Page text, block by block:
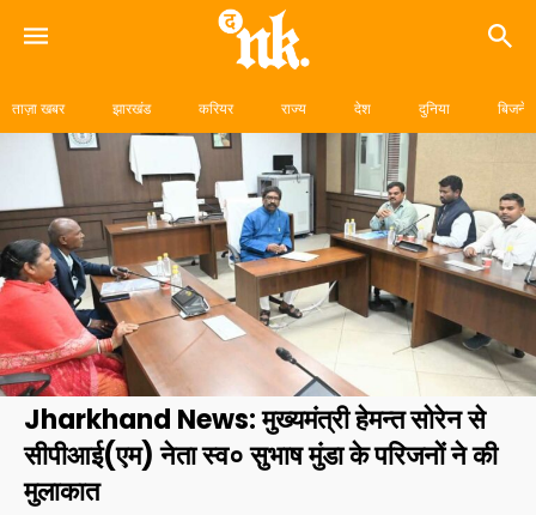
ताज़ा खबर झारखंड करियर राज्य देश दुनिया बिजनेस
Jharkhand News: मुख्यमंत्री हेमन्त सोरेन से
सीपीआई(एम) नेता स्व० सुभाष मुंडा के परिजनों ने की
मुलाकात